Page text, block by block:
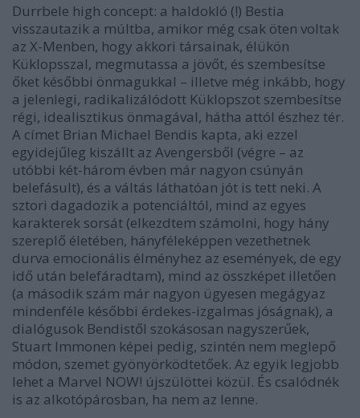
Durrbele high concept: a haldokló (!) Bestia
visszautazik a múltba, amikor még csak öten voltak
az X-Menben, hogy akkori társainak, élükön
Küklopsszal, megmutassa a jövőt, és szembesítse
őket későbbi önmagukkal – illetve még inkább, hogy
a jelenlegi, radikalizálódott Küklopszot szembesítse
régi, idealisztikus önmagával, hátha attól észhez tér.
A címet Brian Michael Bendis kapta, aki ezzel
egyidejűleg kiszállt az Avengersből (végre – az
utóbbi két-három évben már nagyon csúnyán
belefásult), és a váltás láthatóan jót is tett neki. A
sztori dagadozik a potenciáltól, mind az egyes
karakterek sorsát (elkezdtem számolni, hogy hány
szereplő életében, hányféleképpen vezethetnek
durva emocionális élményhez az események, de egy
idő után belefáradtam), mind az összképet illetően
(a második szám már nagyon ügyesen megágyaz
mindenféle későbbi érdekes-izgalmas jóságnak), a
dialógusok Bendistől szokásosan nagyszerűek,
Stuart Immonen képei pedig, szintén nem meglepő
módon, szemet gyönyörködtetőek. Az egyik legjobb
lehet a Marvel NOW! újszülöttei közül. És csalódnék
is az alkotópárosban, ha nem az lenne.